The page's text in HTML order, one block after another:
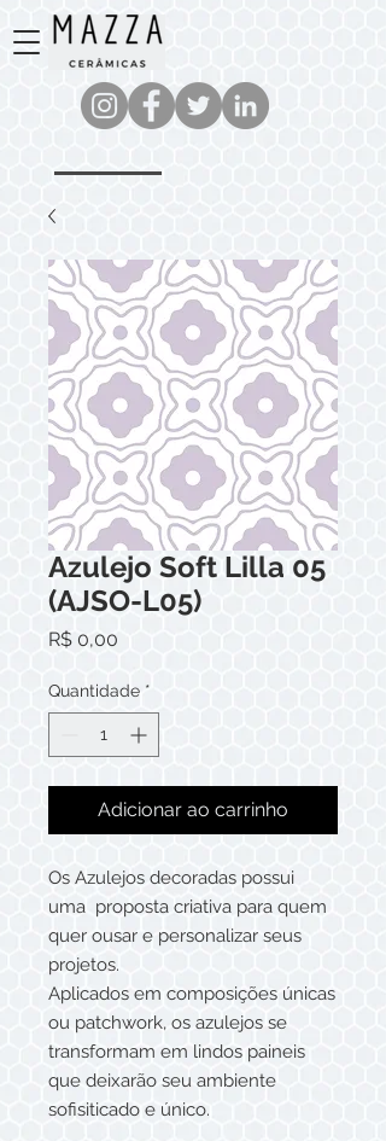
Azulejo Soft Lilla 05
(AJSO-L05)
R$ 0,00
Quantidade *
Adicionar ao carrinho
Os Azulejos decoradas possui
uma proposta criativa para quem
quer ousar e personalizar seus
projetos.
Aplicados em composições únicas
ou patchwork, os azulejos se
transformam em lindos paineis
que deixarão seu ambiente
sofisiticado e único.